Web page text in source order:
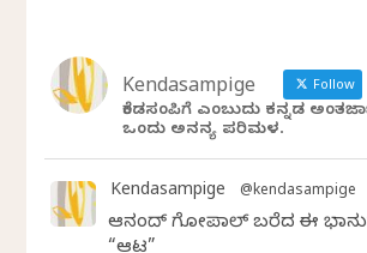
Kendasampige Follow
ಕೆಂಡಸಂಪಿಗೆ ಎಂಬುದು ಕನ್ನಡ
ಒಂದು ಅನನ್ಯ ಪರಿಮಳ.
Kendasampige @kendasampige
ಆನಂದ್‌ ಗೋಪಾಲ್‌ ಬರೆದ ಈ